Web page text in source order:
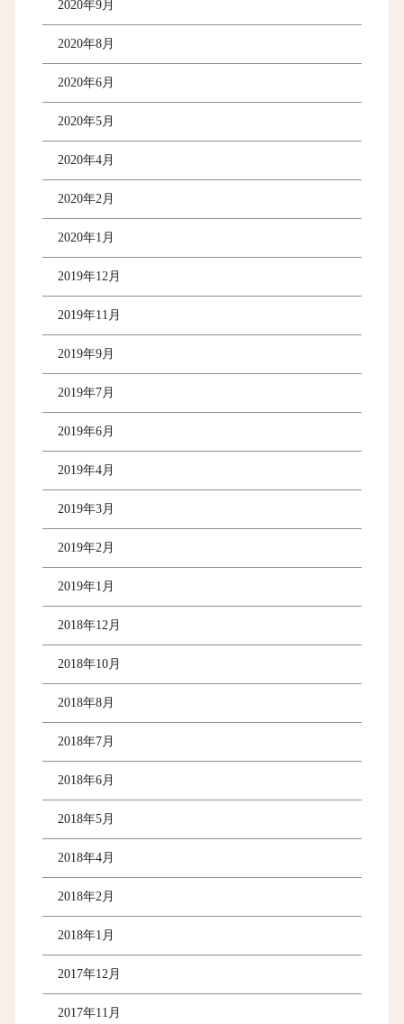
2020年9月
2020年8月
2020年6月
2020年5月
2020年4月
2020年2月
2020年1月
2019年12月
2019年11月
2019年9月
2019年7月
2019年6月
2019年4月
2019年3月
2019年2月
2019年1月
2018年12月
2018年10月
2018年8月
2018年7月
2018年6月
2018年5月
2018年4月
2018年2月
2018年1月
2017年12月
2017年11月